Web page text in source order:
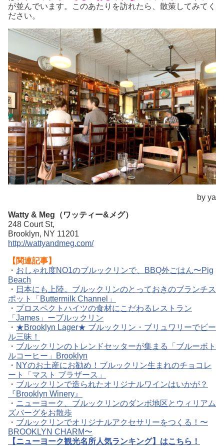
が並んでいます。このあたりを訪れたら、散策してみてく
ださい。
by ya
Watty & Meg（ワッティー&メグ）
248 Court St,
Brooklyn, NY 11201
http://wattyandmeg.com/
【関連記事】
・ おしゃれ度NO1のブルックリンで、BBQ外ごはん〜Pig
Beach
・ 日本にも上陸。ブルックリンのとっておきのブランチス
ポット「Buttermilk Channel」
・ プロスペクトハイツの食材にこだわるレストラン
「James」ーブルックリン
・ ★Brooklyn Lager★ ブルックリン・ブリュワリーでビー
ル三昧！
・ ブルックリンのトレンドセッターが集まる「ブルーボト
ルコーヒー」Brooklyn
・ NYのお土産にお勧め！ブルックリン生まれのチョコレ
ート「マスト ブラザース」
・ ブルックリンで造られたオリジナルワインはいかが？
『Brooklyn Winery』
・ ニューヨーク、ブルックリンのダンボ地区とウィリアム
ズバーグをお散歩
・ ブルックリンでオリジナルアクセサリーをつくる！〜
BROOKLYN CHARM〜
【ニューヨーク観光名所人気ランキング】はこちら！